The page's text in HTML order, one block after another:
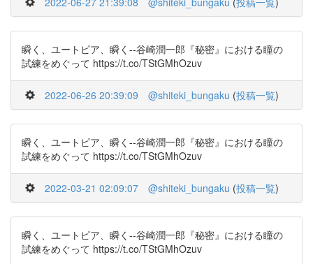
瞬く、ユートピア、瞬く--谷崎潤一郎『秘密』における瞳の
試練をめぐって https://t.co/TStGMhOzuv
2022-06-26 20:39:09 @shiteki_bungaku (投稿一覧)
瞬く、ユートピア、瞬く--谷崎潤一郎『秘密』における瞳の
試練をめぐって https://t.co/TStGMhOzuv
2022-03-21 02:09:07 @shiteki_bungaku (投稿一覧)
瞬く、ユートピア、瞬く--谷崎潤一郎『秘密』における瞳の
試練をめぐって https://t.co/TStGMhOzuv